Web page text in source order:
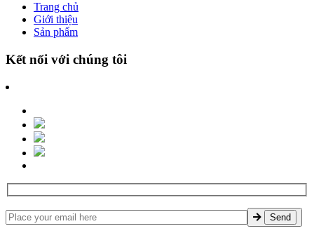
Trang chủ
Giới thiệu
Sản phẩm
Kết nối với chúng tôi